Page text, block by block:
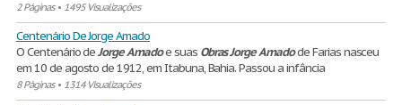
2 Páginas• 1495 Visualizações
Centenário De Jorge Amado
O Centenário deJorgeAmadoe suas ObrasJorgeAmadode Farias nasceu
em 10 de agosto de 1912, em Itabuna, Bahia. Passou a infância
8 Páginas• 1314 Visualizações